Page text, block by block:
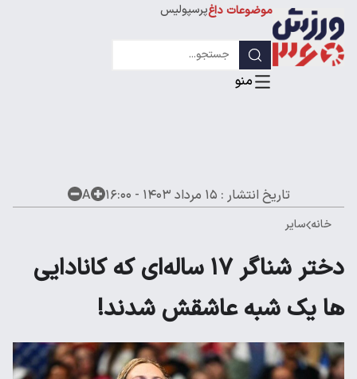
موضوعات داغپرسپولیس
لیگ قهرمانان
تاریخ انتشار : ۱۵ مرداد ۱۴۰۳ - ۱۶:۰۰ A
خانه سایر
دختر شناگر ۱۷ ساله‌ای که کانادایی
ها یک شبه عاشقش شدند!